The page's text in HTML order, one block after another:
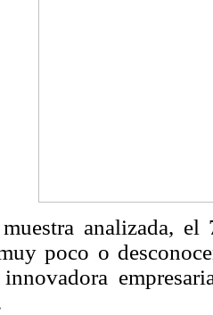
analizada,
poco o